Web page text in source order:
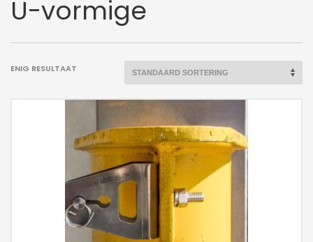
U-vormige
ENIG RESULTAAT